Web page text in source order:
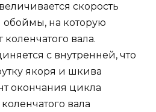
скорость
на которую
коленчатого вала.
с внутренней, что
якоря и шкива
окончания цикла
вала